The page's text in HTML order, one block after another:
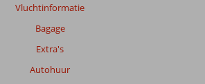
Vluchtinformatie
Bagage
Extra's
Autohuur